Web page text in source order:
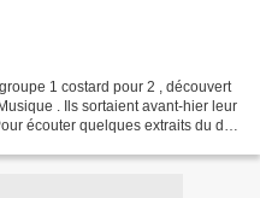
1 costard pour 2 , découvert
. Ils sortaient avant-hier leur
écouter quelques extraits du dit